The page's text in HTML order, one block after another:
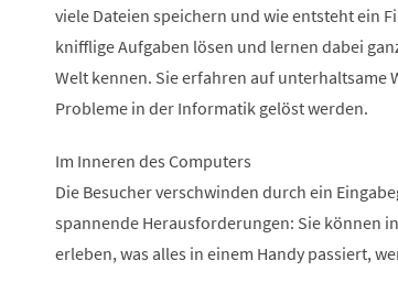
viele Dateien speichern und wie entsteht ein
knifflige Aufgaben lösen und lernen dabei
Welt kennen. Sie erfahren auf
Probleme in der Informatik gelöst werden.
Im Inneren des Computers
Die Besucher verschwinden durch ein
spannende Herausforderungen: Sie können
erleben, was alles in einem Handy passiert,